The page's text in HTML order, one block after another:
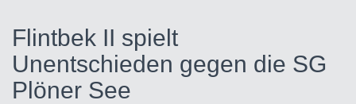
Flintbek II spielt
Unentschieden gegen die SG
Plöner See